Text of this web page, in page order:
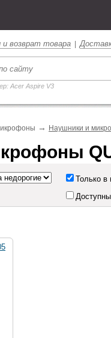
и возврат товара |
Acer Aspire V3
→ Наушники и
Только в